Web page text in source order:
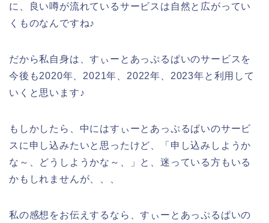
に、良い噂が流れているサービスは自然と広がってい
くものなんですね♪
だから私自身は、すぃーとあっぷるぱいのサービスを
今後も2020年、2021年、2022年、2023年と利用して
いくと思います♪
もしかしたら、中にはすぃーとあっぷるぱいのサービ
スに申し込みたいと思ったけど、「申し込みしようか
な～、どうしようかな～、」と、迷っている方もいる
かもしれませんが、、、
私の感想をお伝えするなら、すぃーとあっぷるぱいの